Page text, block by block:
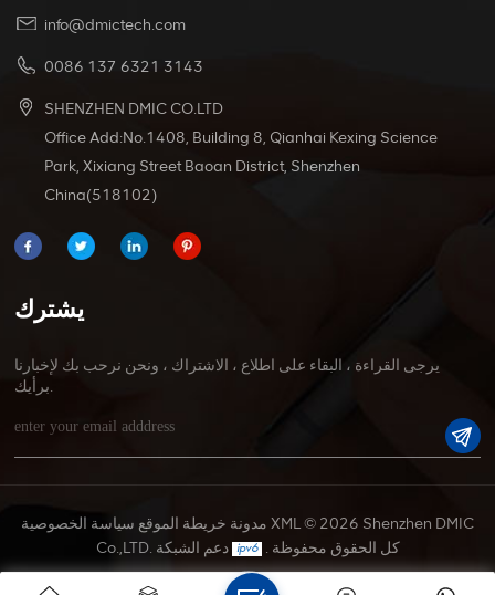
info@dmictech.com
0086 137 6321 3143
SHENZHEN DMIC CO.LTD
Office Add:No.1408, Building 8, Qianhai Kexing Science
Park, Xixiang Street Baoan District, Shenzhen
China(518102)
يشترك
يرجى القراءة ، البقاء على اطلاع ، الاشتراك ، ونحن نرحب بك لإخبارنا
برأيك.
مدونة خريطة الموقع سياسة الخصوصية XML© 2026 Shenzhen DMIC
Co.,LTD. كل الحقوق محفوظة .
دعم الشبكة